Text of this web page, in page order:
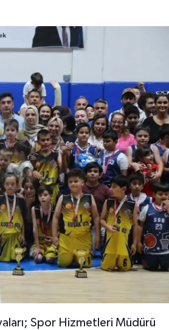
Spor Hizmetleri Müdürü